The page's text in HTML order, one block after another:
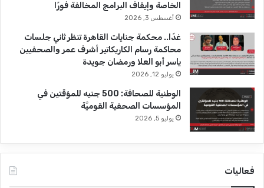
الخاصة وإيقاف البرامج المخالفة فورًا
أغسطس 3, 2026
غدًا.. محكمة جنايات القاهرة تنظر ثاني جلسات
محاكمة رسام الكاريكاتير أشرف عمر والصحفيين
ياسر أبو العلا ورمضان جويدة
يوليو 12, 2026
الوطنية للصحافة: 500 جنيه للمؤقتين في
المؤسسات الصحفية القوميَّة
يوليو 5, 2026
فعاليات